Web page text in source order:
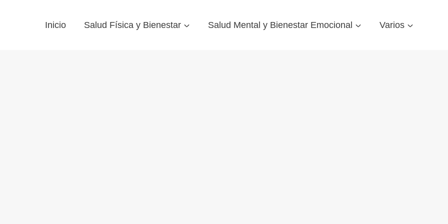
Inicio Salud Física y Bienestar Salud Mental y Bienestar Emocional Varios